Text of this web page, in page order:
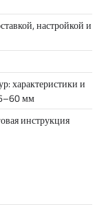
настройкой и
характеристики и
мм
инструкция